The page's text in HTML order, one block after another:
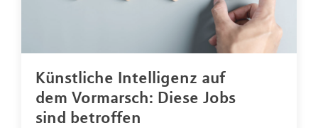
Künstliche Intelligenz auf
dem Vormarsch: Diese Jobs
sind betroffen